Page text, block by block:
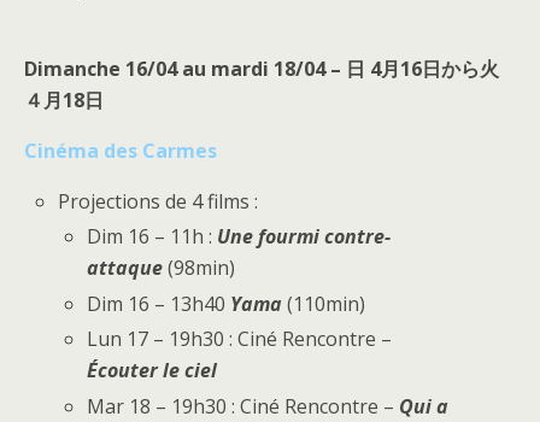
Dimanche 16/04 au mardi 18/04 – 日 4月16日から火
４月18日
Cinéma des Carmes
Projections de 4 films :
Dim 16 – 11h : Une fourmi contre-
attaque(98min)
Dim 16 – 13h40 Yama(110min)
Lun 17 – 19h30 : Ciné Rencontre –
Écouter le ciel
Mar 18 – 19h30 : Ciné Rencontre – Qui a